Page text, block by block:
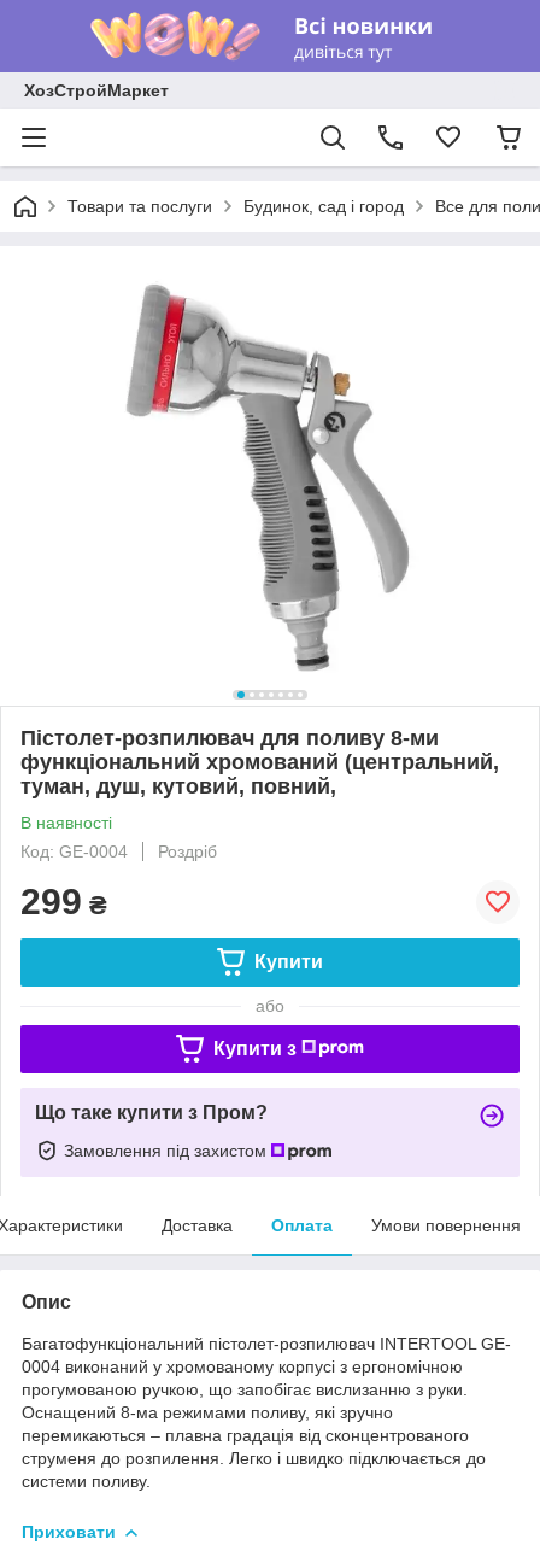
ХозСтройМаркет
Товари та послуги Будинок, сад і город Все для
Пістолет-розпилювач для поливу 8-ми
функціональний хромований (центральний,
туман, душ, кутовий, повний,
В наявності
Код: GE-0004
Роздріб
299 ₴
Купити
або
Купити з
Що таке купити з Пром?
Замовлення під захистом
Доставка Оплата Умови повернення
Опис
Багатофункціональний пістолет-розпилювач INTERTOOL GE-
0004 виконаний у хромованому корпусі з ергономічною
прогумованою ручкою, що запобігає вислизанню з руки.
Оснащений 8-ма режимами поливу, які зручно
перемикаються – плавна градація від сконцентрованого
струменя до розпилення. Легко і швидко підключається до
системи поливу.
Приховати